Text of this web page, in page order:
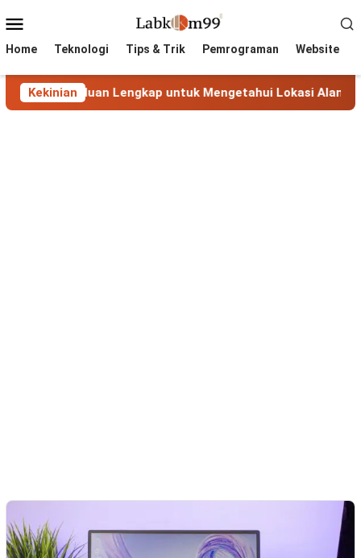
to
Menu
Home Teknologi Tips & Trik Pemrograman Website
Kekinian
IP: Panduan Lengkap untuk Mengetahui Lokasi Alamat IP